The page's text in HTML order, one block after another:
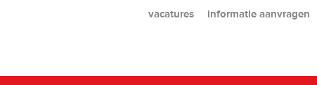
vacatures informatie aanvragen